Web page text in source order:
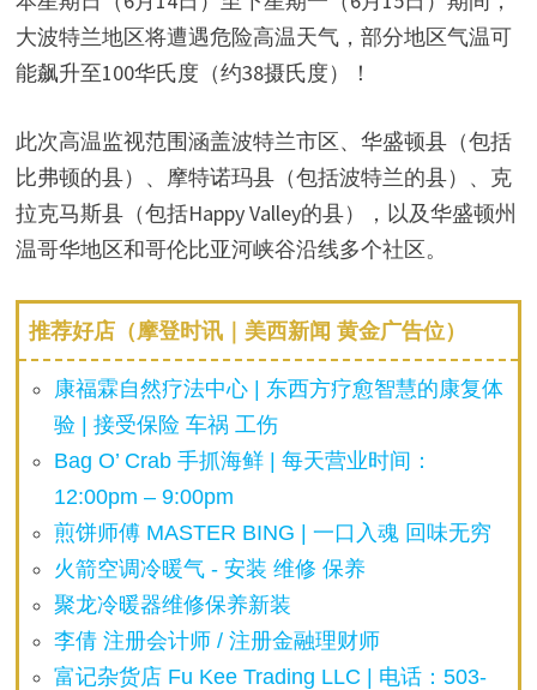
大波特兰地区将遭遇危险高温天气，部分地区气温可
能飙升至100华氏度（约38摄氏度）！
此次高温监视范围涵盖波特兰市区、华盛顿县（包括
比弗顿的县）、摩特诺玛县（包括波特兰的县）、克
拉克马斯县（包括Happy Valley的县），以及华盛顿州
温哥华地区和哥伦比亚河峡谷沿线多个社区。
推荐好店（摩登时讯｜美西新闻 黄金广告位）
康福霖自然疗法中心 | 东西方疗愈智慧的康复体
验 | 接受保险 车祸 工伤
Bag O’ Crab 手抓海鲜 | 每天营业时间：
12:00pm – 9:00pm
煎饼师傅 MASTER BING | 一口入魂 回味无穷
火箭空调冷暖气 - 安装 维修 保养
聚龙冷暖器维修保养新装
李倩 注册会计师 / 注册金融理财师
富记杂货店 Fu Kee Trading LLC | 电话：503-